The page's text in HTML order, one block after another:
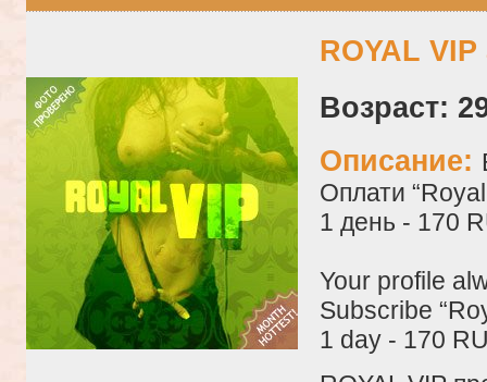
ROYAL
Возраст:
Описание:
Оплати
1 день - 170
Your profile
Subscribe
1 day - 170